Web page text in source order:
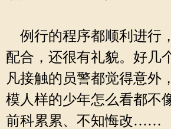
例行的程序都顺利进行
配合，还很有礼貌。好几
凡接触的员警都觉得意外
模人样的少年怎么看都不
前科累累、不知悔改……